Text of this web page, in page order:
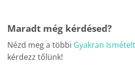
Maradt még kérdésed?
Nézd meg a többi Gyakran
kérdezz tőlünk!